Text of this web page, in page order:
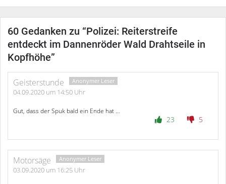
60 Gedanken zu “Polizei: Reiterstreife
entdeckt im Dannenröder Wald Drahtseile in
Kopfhöhe”
Geisterstunde
04.09.2020 um 14:50 Uhr
Gut, dass der Spuk bald ein Ende hat …
23 5
Motorsäge
03.09.2020 um 16:25 Uhr